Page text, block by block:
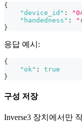
{
"device_id" :
"handedness" :
}
응답 예시:
{
"ok" :
true
}
구성 저장
Inverse3 장치에서만